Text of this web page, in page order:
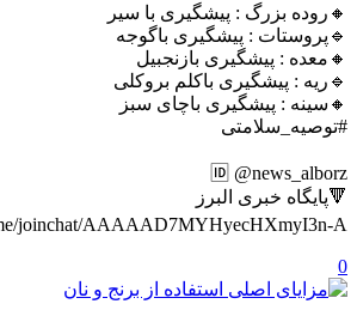
🔸روده بزرگ : پیشگیری با سیر
🔹پروستات : پیشگیری باگوجه
🔸معده : پیشگیری بازنجبیل
🔹ریه : پیشگیری باکلم بروکلی
🔸سینه : پیشگیری باچای سبز
#توصیه_سلامتی
🆔 @news_alborz
🔻پایگاه خبری البرز
joinchat/AAAAAD7MYHyecHXmyI3n-A
0